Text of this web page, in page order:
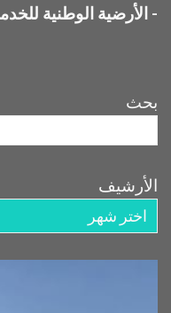
- الأرضية الوطنية
بحث
الأرشيف